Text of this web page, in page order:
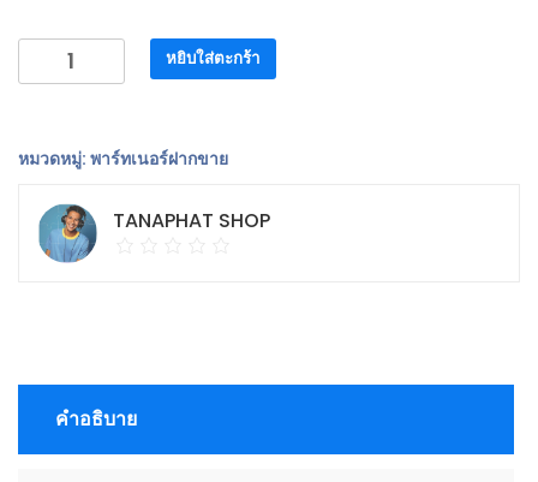
จำนวน
กาแฟ
นา
ชิ้น
หยิบใส่ตะกร้า
หมวดหมู่: พาร์ทเนอร์ฝากขาย
TANAPHAT SHOP
คำอธิบาย